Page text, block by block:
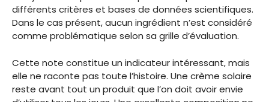
différents critères et bases de données scientifiques.
Dans le cas présent, aucun ingrédient n’est considéré
comme problématique selon sa grille d’évaluation.
Cette note constitue un indicateur intéressant, mais
elle ne raconte pas toute l’histoire. Une crème solaire
reste avant tout un produit que l’on doit avoir envie